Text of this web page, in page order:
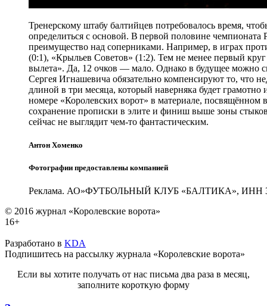
Тренерскому штабу балтийцев потребовалось время,
определиться с основой. В первой половине чемпионата
преимущество над соперниками. Например, в играх
(0:1), «Крыльев Советов» (1:2). Тем не менее первый
вылета». Да, 12 очков — мало. Однако в будущее можно
Сергея Игнашевича обязательно компенсируют то, что
длиной в три месяца, который наверняка будет
номере «Королевских ворот» в материале,
сохранение прописки в элите и финиш выше зоны
сейчас не выглядит чем-то фантастическим.
Антон Хоменко
Фотографии предоставлены компанией
Реклама. АО»ФУТБОЛЬНЫЙ КЛУБ «БАЛТИКА», ИНН
© 2016 журнал «Королевские ворота»
16+
Разработано в KDA
Подпишитесь на рассылку журнала «Королевские ворота»
Если вы хотите получать от нас письма два раза в месяц,
заполните короткую форму